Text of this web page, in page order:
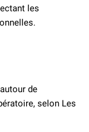
les
de
selon Les